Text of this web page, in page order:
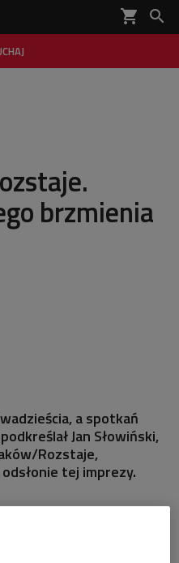
shopping_cart 

brzmienia
a spotkań
Jan Słowiński,
Rozstaje,
tej imprezy.